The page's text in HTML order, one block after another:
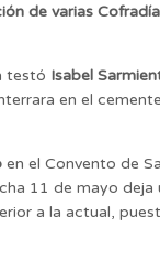
de varias
testó Isabel
en el
en el Convento de
11 de mayo deja
a la actual,